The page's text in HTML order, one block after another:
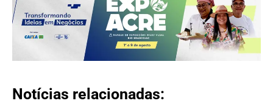
Notícias relacionadas: